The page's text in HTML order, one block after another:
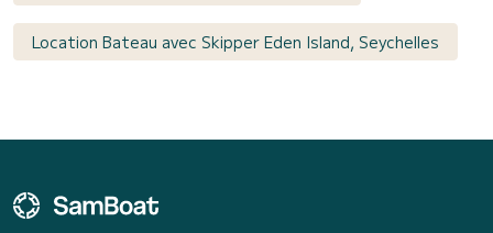
Location Bateau avec Skipper Eden Island, Seychelles